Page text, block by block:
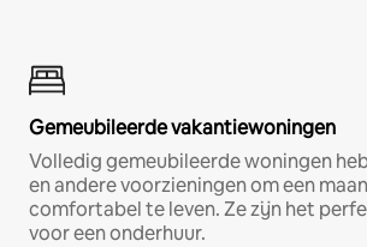
Gemeubileerde vakantiewoningen
Volledig gemeubileerde woningen
en andere voorzieningen om een
comfortabel te leven. Ze zijn het
voor een onderhuur.